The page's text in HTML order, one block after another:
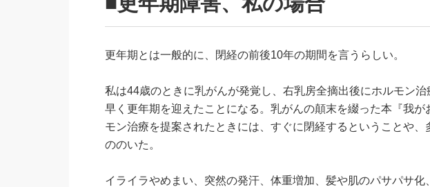
更年期とは一般的に、閉経の前後10年の期間を言うらしい。
私は44歳のときに乳がんが発覚し、右乳房全摘出後にホルモン
早く更年期を迎えたことになる。乳がんの顛末を綴った本『我
モン治療を提案されたときには、すぐに閉経するということや
ののいた。
イライラやめまい、突然の発汗、体重増加、髪や肌のパサパサ